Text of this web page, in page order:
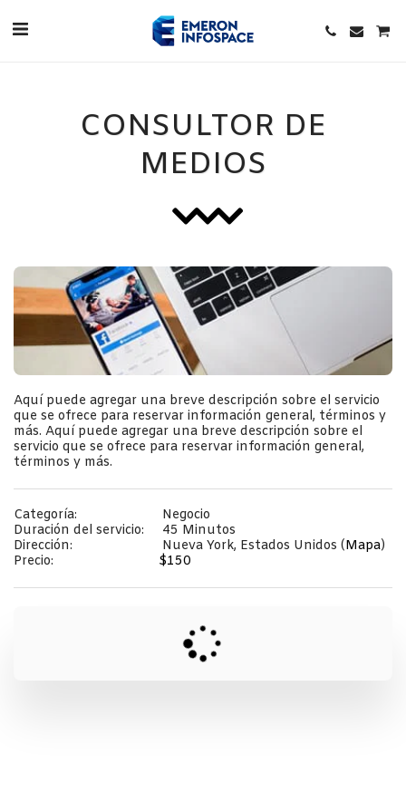
CONSULTOR DE
MEDIOS
Aquí puede agregar una breve descripción sobre el servicio
que se ofrece para reservar información general, términos y
más. Aquí puede agregar una breve descripción sobre el
servicio que se ofrece para reservar información general,
términos y más.
Categoría:
Negocio
Duración del servicio:
45 Minutos
Dirección:
Nueva York, Estados Unidos (Mapa)
Precio:
$150